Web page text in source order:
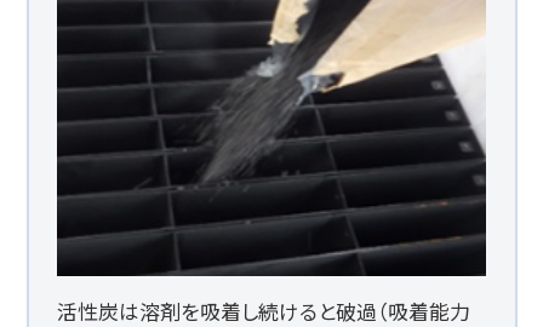
活性炭は溶剤を吸着し続けると破過（吸着能力